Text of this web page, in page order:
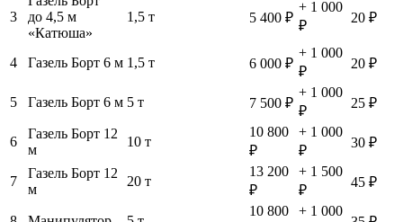
3
до 4,5 м
«Катюша»
1,5 т 5 400 ₽
+ 1 000
₽
20 ₽
4 Газель Борт 6 м 1,5 т 6 000 ₽
+ 1 000
₽
20 ₽
5 Газель Борт 6 м 5 т 7 500 ₽
+ 1 000
₽
25 ₽
6
Газель Борт 12
м
10 т
10 800
₽
+ 1 000
₽
30 ₽
7
Газель Борт 12
м
20 т
13 200
₽
+ 1 500
₽
45 ₽
10 800
+ 1 000